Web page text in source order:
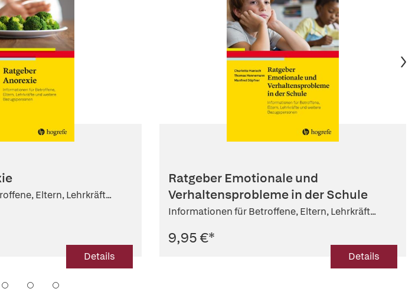
Eltern, Lehrkräft...
Details
Ratgeber Emotionale und
Verhaltensprobleme in der Schule
Informationen für Betroffene, Eltern, Lehrkräft...
9,95 €*
Details